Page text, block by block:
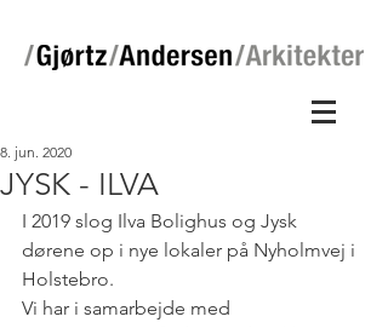
JYSK - ILVA
8. jun. 2020
I 2019 slog Ilva Bolighus og Jysk
dørene op i nye lokaler på Nyholmvej i
Holstebro.
Vi har i samarbejde med